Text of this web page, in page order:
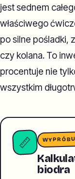
jest sednem
właściwego
po silne pośladki,
czy kolana. To
procentuje nie
wszystkim
📏
biodra